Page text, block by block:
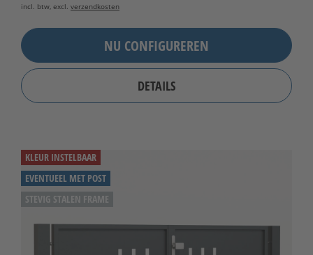
incl. btw, excl. verzendkosten
NU CONFIGUREREN
DETAILS
KLEUR INSTELBAAR
EVENTUEEL MET POST
STEVIG STALEN FRAME